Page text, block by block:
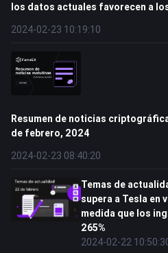
los datos actuales favorecen a
2024-02-23 10:19:10
Resumen de noticias
de febrero, 2024
2024-02-23 08:40:20
Temas de
supera a Tesla en
medida que los
265%
2024-02-22